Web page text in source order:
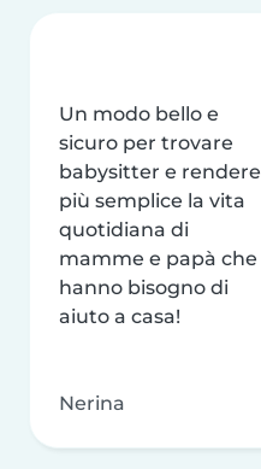
Un modo bello e
sicuro per trovare
babysitter e rendere
più semplice la vita
quotidiana di
mamme e papà che
hanno bisogno di
aiuto a casa!
Nerina